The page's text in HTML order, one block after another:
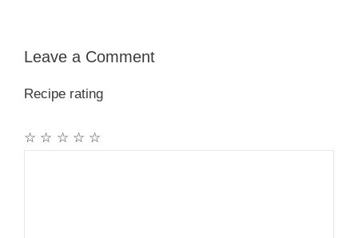
Leave a Comment
Recipe rating
☆
☆
☆
☆
☆